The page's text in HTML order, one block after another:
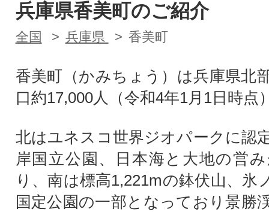
兵庫県香美町のご紹介
全国 兵庫県 香美町
香美町（かみちょう）は兵庫県北
口約17,000人（令和4年1月1日時点
北はユネスコ世界ジオパークに認
岸国立公園、日本海と大地の営
り、南は標高1,221mの鉢伏山、氷
国定公園の一部となっており景勝